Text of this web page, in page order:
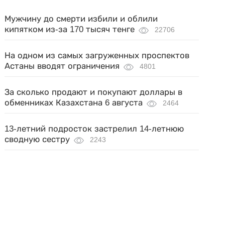
Мужчину до смерти избили и облили
кипятком из-за 170 тысяч тенге
22706
На одном из самых загруженных проспектов
Астаны вводят ограничения
4801
За сколько продают и покупают доллары в
обменниках Казахстана 6 августа
2464
13-летний подросток застрелил 14-летнюю
сводную сестру
2243